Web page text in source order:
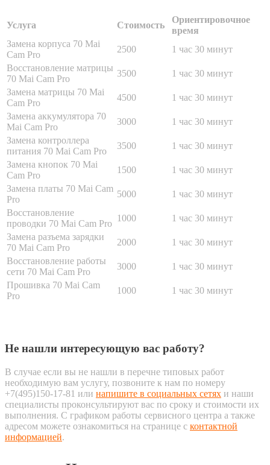
Услуга Стоимость
Ориентировочное
время
Замена корпуса 70 Mai
Cam Pro
2500
1 час 30 минут
Восстановление матрицы
70 Mai Cam Pro
3500
1 час 30 минут
Замена матрицы 70 Mai
Cam Pro
4500
1 час 30 минут
Замена аккумулятора 70
Mai Cam Pro
3000
1 час 30 минут
Замена контроллера
питания 70 Mai Cam Pro
3500
1 час 30 минут
Замена кнопок 70 Mai
Cam Pro
1500
1 час 30 минут
Замена платы 70 Mai Cam
Pro
5000
1 час 30 минут
Восстановление
проводки 70 Mai Cam Pro
1000
1 час 30 минут
Замена разъема зарядки
70 Mai Cam Pro
2000
1 час 30 минут
Восстановление работы
сети 70 Mai Cam Pro
3000
1 час 30 минут
Прошивка 70 Mai Cam
Pro
1000 1 час 30 минут
Не нашли интересующую вас работу?
В случае если вы не нашли в перечне типовых работ
необходимую вам услугу, позвоните к нам по номеру
+7(495)150-17-81 или напишите в социальных сетях и наши
специалисты проконсультируют вас по сроку и стоимости их
выполнения. С графиком работы сервисного центра а также
адресом можете ознакомиться на странице с контактной
информацией.